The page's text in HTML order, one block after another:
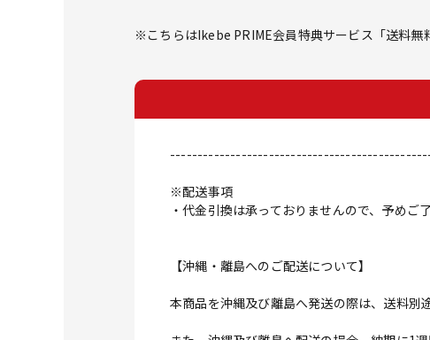
※こちらはIkebe PRIME会員特典サービス「送料無
※配送事項
・代金引換は承っておりませんので、予めご
【沖縄・離島へのご配送について】
本商品を沖縄及び離島へ発送の際は、送料別